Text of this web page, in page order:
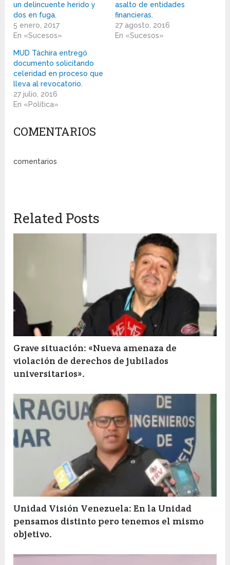
un delincuente herido y
dos en fuga.
5 enero, 2017
En «Sucesos»
asalto de entidades
financieras.
27 agosto, 2016
En «Sucesos»
MUD Táchira entregó
documento solicitando
celeridad en proceso que
lleva al revocatorio.
27 julio, 2016
En «Política»
COMENTARIOS
comentarios
Related Posts
Grave situación: «Nueva amenaza de
violación de derechos de jubilados
universitarios».
Unidad Visión Venezuela: En la Unidad
pensamos distinto pero tenemos el mismo
objetivo.